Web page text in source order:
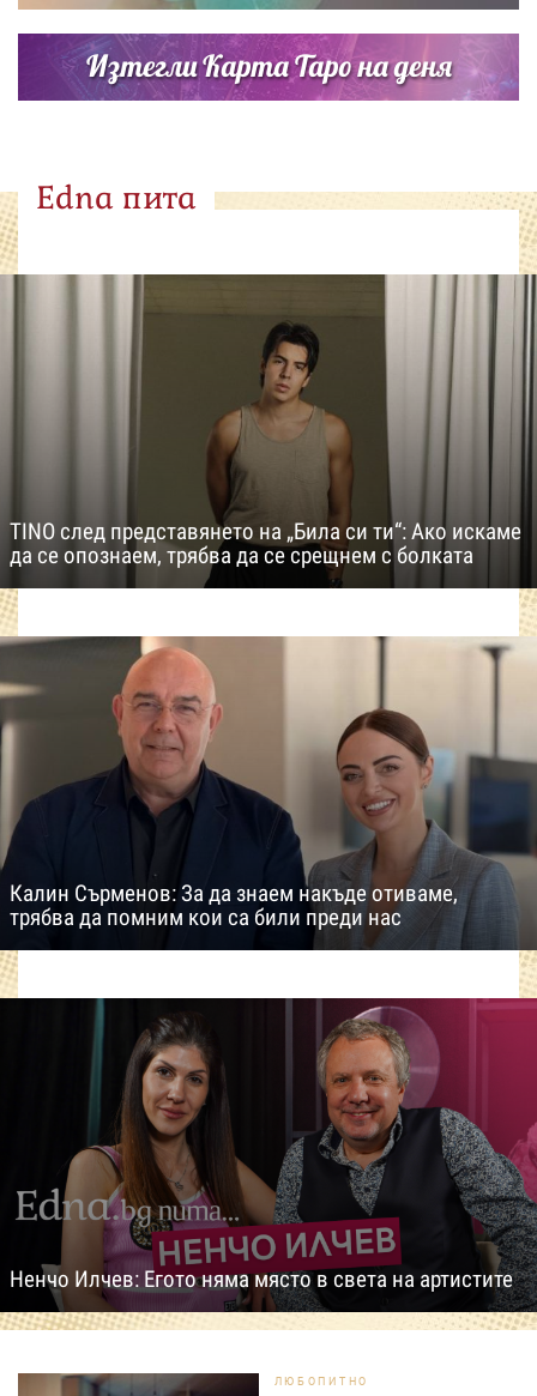
Изтегли Карта Таро на деня
Edna пита
TINO след представянето на „Била си ти“: Ако искаме
да се опознаем, трябва да се срещнем с болката
Калин Сърменов: За да знаем накъде отиваме,
трябва да помним кои са били преди нас
Ненчо Илчев: Егото няма място в света на артистите
ЛЮБОПИТНО